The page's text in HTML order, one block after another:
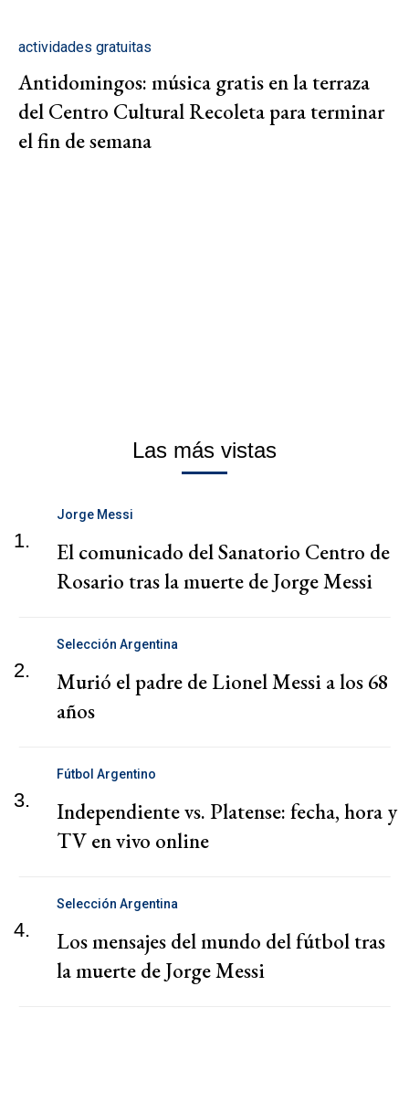
actividades gratuitas
Antidomingos: música gratis en la terraza
del Centro Cultural Recoleta para terminar
el fin de semana
Las más vistas
1.
Jorge Messi
El comunicado del Sanatorio Centro de
Rosario tras la muerte de Jorge Messi
2.
Selección Argentina
Murió el padre de Lionel Messi a los 68
años
3.
Fútbol Argentino
Independiente vs. Platense: fecha, hora y
TV en vivo online
4.
Selección Argentina
Los mensajes del mundo del fútbol tras
la muerte de Jorge Messi